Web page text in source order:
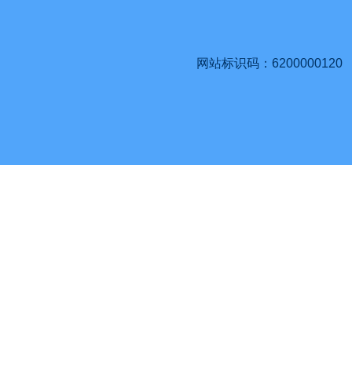
网站标识码：6200000120